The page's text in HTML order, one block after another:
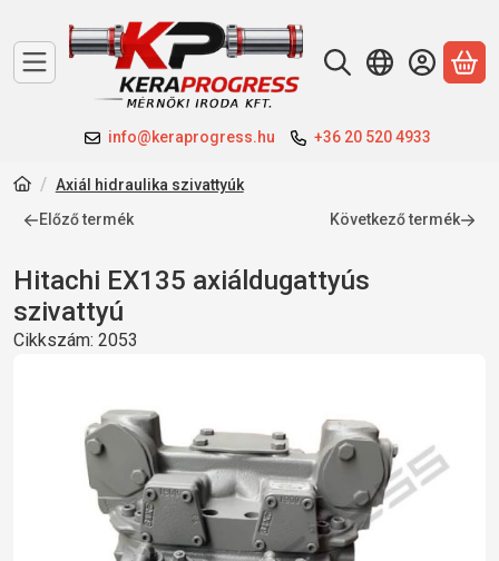
info@keraprogress.hu +36 20 520 4933
A
Axiál hidraulika szivattyúk
Előző termék
Következő termék
Hitachi EX135 axiáldugattyús
szivattyú
Cikkszám: 2053